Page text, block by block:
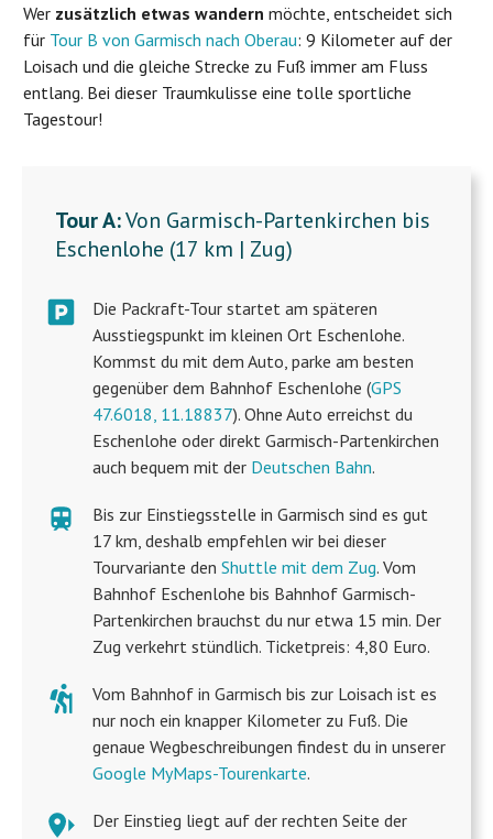
Wer zusätzlich etwas wandern möchte, entscheidet sich
für Tour B von Garmisch nach Oberau: 9 Kilometer auf der
Loisach und die gleiche Strecke zu Fuß immer am Fluss
entlang. Bei dieser Traumkulisse eine tolle sportliche
Tagestour!
Tour A:Von Garmisch-Partenkirchen bis
Eschenlohe (17 km | Zug)
Die Packraft-Tour startet am späteren
Ausstiegspunkt im kleinen Ort Eschenlohe.
Kommst du mit dem Auto, parke am besten
gegenüber dem Bahnhof Eschenlohe (GPS
47.6018, 11.18837). Ohne Auto erreichst du
Eschenlohe oder direkt Garmisch-Partenkirchen
auch bequem mit der Deutschen Bahn.
Bis zur Einstiegsstelle in Garmisch sind es gut
17 km, deshalb empfehlen wir bei dieser
Tourvariante den Shuttle mit dem Zug. Vom
Bahnhof Eschenlohe bis Bahnhof Garmisch-
Partenkirchen brauchst du nur etwa 15 min. Der
Zug verkehrt stündlich. Ticketpreis: 4,80 Euro.
Vom Bahnhof in Garmisch bis zur Loisach ist es
nur noch ein knapper Kilometer zu Fuß. Die
genaue Wegbeschreibungen findest du in unserer
Google MyMaps-Tourenkarte.
Der Einstieg liegt auf der rechten Seite der